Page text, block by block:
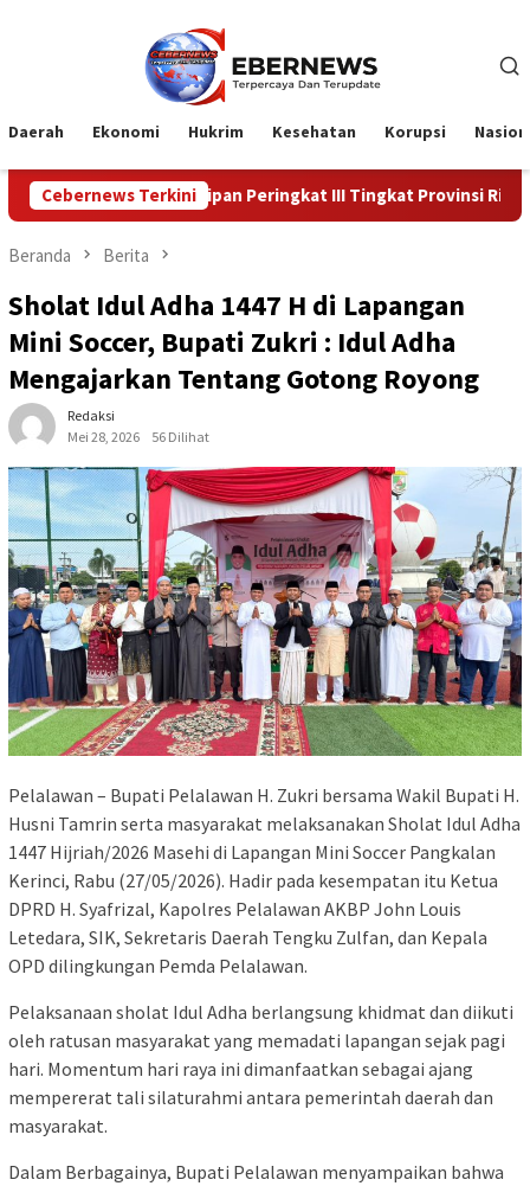
Daerah Ekonomi Hukrim Kesehatan Korupsi
Cebernews Terkini
Kearsipan Peringkat III Tingkat Provinsi Riau Kadiskes
Beranda Berita
Sholat Idul Adha 1447 H di Lapangan
Mini Soccer, Bupati Zukri : Idul Adha
Mengajarkan Tentang Gotong Royong
Redaksi
Mei 28, 2026
56 Dilihat
Pelalawan – Bupati Pelalawan H. Zukri bersama Wakil Bupati H.
Husni Tamrin serta masyarakat melaksanakan Sholat Idul Adha
1447 Hijriah/2026 Masehi di Lapangan Mini Soccer Pangkalan
Kerinci, Rabu (27/05/2026). Hadir pada kesempatan itu Ketua
DPRD H. Syafrizal, Kapolres Pelalawan AKBP John Louis
Letedara, SIK, Sekretaris Daerah Tengku Zulfan, dan Kepala
OPD dilingkungan Pemda Pelalawan.
Pelaksanaan sholat Idul Adha berlangsung khidmat dan diikuti
oleh ratusan masyarakat yang memadati lapangan sejak pagi
hari. Momentum hari raya ini dimanfaatkan sebagai ajang
mempererat tali silaturahmi antara pemerintah daerah dan
masyarakat.
Dalam Berbagainya, Bupati Pelalawan menyampaikan bahwa